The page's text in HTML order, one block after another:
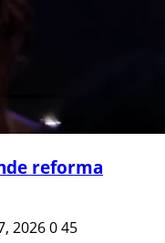
reforma
2026045